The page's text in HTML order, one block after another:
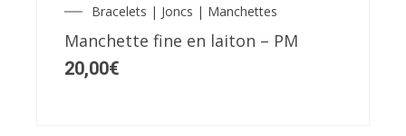
Bracelets | Joncs | Manchettes
Manchette fine en laiton – PM
20,00€